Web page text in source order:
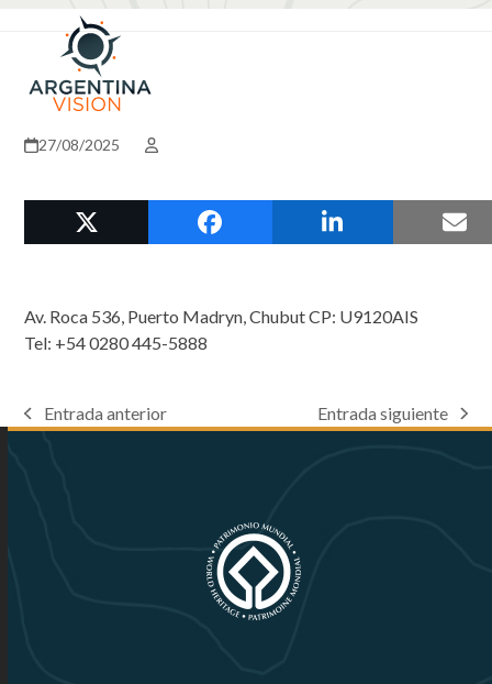
Open
mobile
menu
Close
mobile
menu
27/08/2025
Av. Roca 536, Puerto Madryn, Chubut CP: U9120AIS
Tel: +54 0280 445-5888
previous
Entrada anterior
next
Entrada siguiente